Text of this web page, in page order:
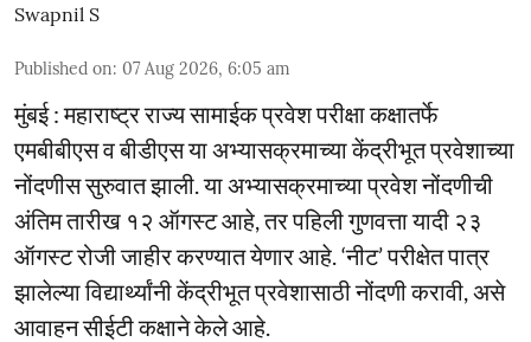
Swapnil S
Published on: 07 Aug 2026, 6:05 am
मुंबई : महाराष्ट्र राज्य सामाईक प्रवेश परीक्षा कक्षातर्फे
एमबीबीएस व बीडीएस या अभ्यासक्रमाच्या केंद्रीभूत प्रवेशाच्या
नोंदणीस सुरुवात झाली. या अभ्यासक्रमाच्या प्रवेश नोंदणीची
अंतिम तारीख १२ ऑगस्ट आहे, तर पहिली गुणवत्ता यादी २३
ऑगस्ट रोजी जाहीर करण्यात येणार आहे. ‘नीट’ परीक्षेत पात्र
झालेल्या विद्यार्थ्यांनी केंद्रीभूत प्रवेशासाठी नोंदणी करावी, असे
आवाहन सीईटी कक्षाने केले आहे.